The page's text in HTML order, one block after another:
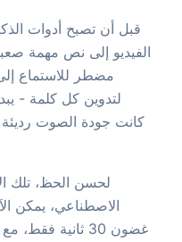
قبل أن تصبح أدوات
الفيديو إلى نص مهمة
مضطر للاستماع
لتدوين كل كلمة -
كانت جودة الصوت رديئة
لحسن الحظ، تلك